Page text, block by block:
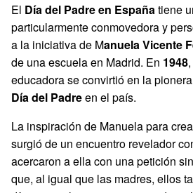
El Día del Padre en España tiene
particularmente conmovedora y
a la iniciativa de Manuela Vicente
de una escuela en Madrid. En 1948
educadora se convirtió en la
Día del Padreen el país.
La inspiración de Manuela para
surgió de un encuentro revelador
acercaron a ella con una petición
que, al igual que las madres, ellos